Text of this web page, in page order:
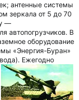
антенные системы
зеркала от 5 до 70
—
автопогрузчиков. В
оборудование
«Энергия-Буран»
Ежегодно